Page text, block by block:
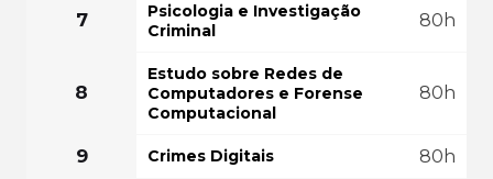
7
Psicologia e Investigação
Criminal
80h
8
Estudo sobre Redes de
Computadores e Forense
Computacional
80h
9 Crimes Digitais 80h